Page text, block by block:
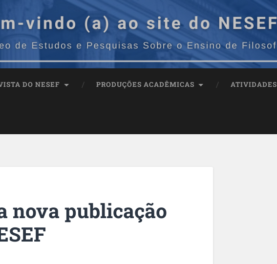
DO NESEF PRODUÇÕES ACADÊMICAS ATIVIDADES
nova publicação